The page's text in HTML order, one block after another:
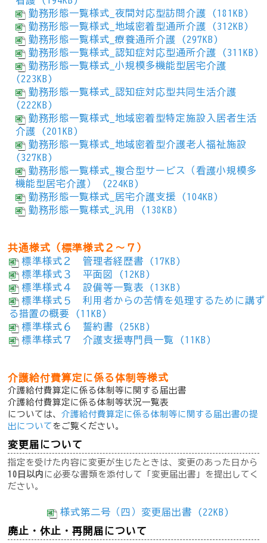
勤務形態一覧様式_夜間対応型訪問介護 (181KB)
勤務形態一覧様式_地域密着型通所介護 (312KB)
勤務形態一覧様式_療養通所介護 (297KB)
勤務形態一覧様式_認知症対応型通所介護 (311KB)
勤務形態一覧様式_小規模多機能型居宅介護
(223KB)
勤務形態一覧様式_認知症対応型共同生活介護
(222KB)
勤務形態一覧様式_地域密着型特定施設入居者生活
介護 (201KB)
勤務形態一覧様式_地域密着型介護老人福祉施設
(327KB)
勤務形態一覧様式_複合型サービス（看護小規模多
機能型居宅介護） (224KB)
勤務形態一覧様式_居宅介護支援 (104KB)
勤務形態一覧様式_汎用 (138KB)
共通様式（標準様式２～７）
標準様式２ 管理者経歴書 (17KB)
標準様式３ 平面図 (12KB)
標準様式４ 設備等一覧表 (13KB)
標準様式５ 利用者からの苦情を処理するために講ず
る措置の概要 (11KB)
標準様式６ 誓約書 (25KB)
標準様式７ 介護支援専門員一覧 (11KB)
介護給付費算定に係る体制等様式
介護給付費算定に係る体制等に関する届出書
介護給付費算定に係る体制等状況一覧表
については、介護給付費算定に係る体制等に関する届出書の提
出について をご覧ください。
変更届について
指定を受けた内容に変更が生じたときは、変更のあった日から
10日以内 に必要な書類を添付して「変更届出書」を提出してく
ださい。
様式第二号（四）変更届出書 (22KB)
廃止・休止・再開届について